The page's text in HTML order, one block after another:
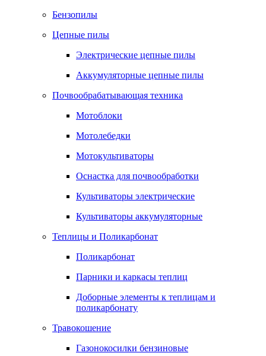
Бензопилы
Цепные пилы
Электрические цепные пилы
Аккумуляторные цепные пилы
Почвообрабатывающая техника
Мотоблоки
Мотолебедки
Мотокультиваторы
Оснастка для почвообработки
Культиваторы электрические
Культиваторы аккумуляторные
Теплицы и Поликарбонат
Поликарбонат
Парники и каркасы теплиц
Доборные элементы к теплицам и
поликарбонату
Травокошение
Газонокосилки бензиновые